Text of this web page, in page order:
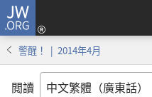
JW.ORG
警醒！ | 2014年4月
閲讀